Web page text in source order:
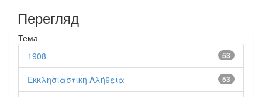
Перегляд
Тема
53
1908
53
Εκκλησιαστική Αλήθεια